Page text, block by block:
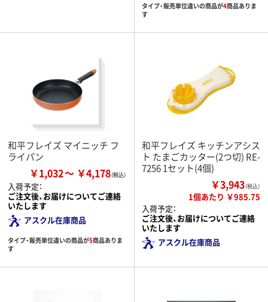
タイプ・販売単位違いの商品が4商品ありま
す
和平フレイズ マイニッチ フ
ライパン
￥1,032 ￥4,178
入荷予定：
ご注文後、お届けについてご連絡
いたします
アスクル在庫商品
タイプ・販売単位違いの商品が5商品ありま
す
和平フレイズ キッチンアシス
ト たまごカッター(2つ切) RE-
7256 1セット(4個)
￥3,943（税込）
1個あたり ￥985.75
入荷予定：
ご注文後、お届けについてご連絡
いたします
アスクル在庫商品